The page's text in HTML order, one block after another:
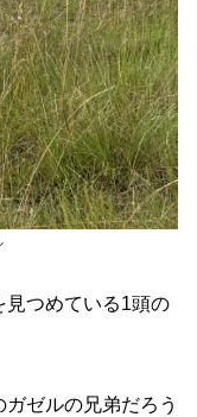
見つめている1頭の
ゼルの兄弟だろう